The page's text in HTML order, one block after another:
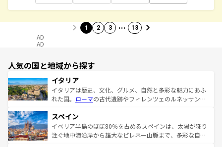
1 2 3 … 13
AD
AD
人気の国と地域から探す
イタリア
イタリアは歴史、文化、グルメ、自然と多彩な魅力にあふ
れた国。 ローマの古代遺跡やフィレンツェのルネッサンス
ろん、トスカーナの美しい田園風景やアマルフィ海岸の絶
景など、自然景観も見逃せない。観光の合間には、本場の
ピザやパスタなど、絶品のイタリア料理を堪能することも
スペイン
イベリア半島のほぼ80％を占めるスペインは、太陽が降り
注ぐ地中海沿岸から雄大なピレネー山脈まで、多彩な自然